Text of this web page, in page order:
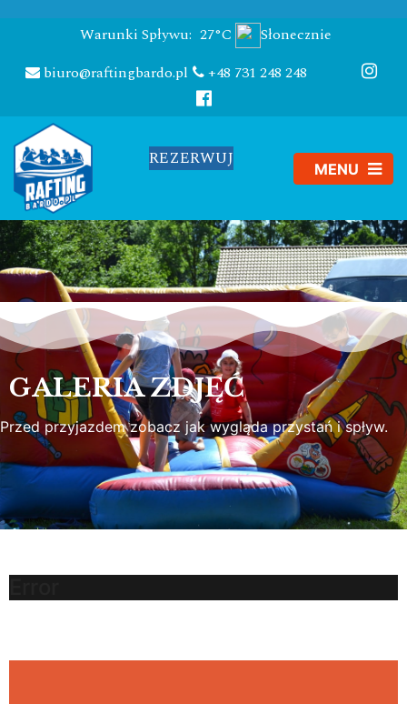
Warunki Spływu: 27°C
Słonecznie
biuro@raftingbardo.pl
+48 731 248 248
REZERWUJ
GALERIA ZDJĘĆ
Przed przyjazdem zobacz jak wygląda przystań i spływ.